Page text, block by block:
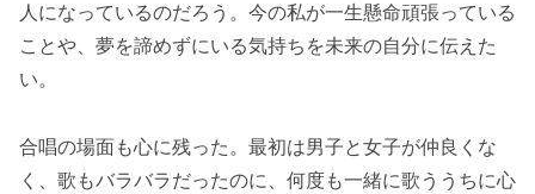
人になっているのだろう。今の私が一生懸命頑張っている
ことや、夢を諦めずにいる気持ちを未来の自分に伝えた
い。
合唱の場面も心に残った。最初は男子と女子が仲良くな
く、歌もバラバラだったのに、何度も一緒に歌ううちに心